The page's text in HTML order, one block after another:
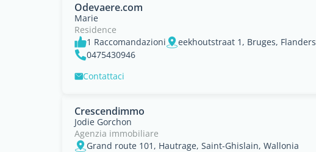
Odevaere.com
Marie
Residence
1 Raccomandazioni
eekhoutstraat 1, Bruges, Flanders
0475430946
Contattaci
Crescendimmo
Jodie Gorchon
Agenzia immobiliare
Grand route 101, Hautrage, Saint-Ghislain, Wallonia